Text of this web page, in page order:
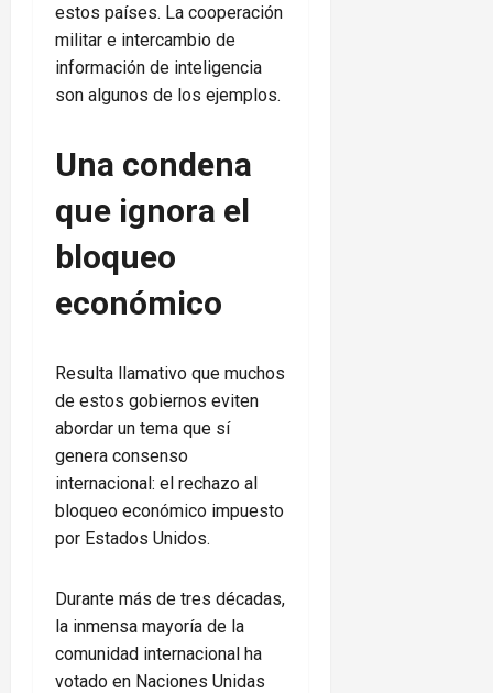
estos países. La cooperación
militar e intercambio de
información de inteligencia
son algunos de los ejemplos.
Una condena
que ignora el
bloqueo
económico
Resulta llamativo que muchos
de estos gobiernos eviten
abordar un tema que sí
genera consenso
internacional: el rechazo al
bloqueo económico impuesto
por Estados Unidos.
Durante más de tres décadas,
la inmensa mayoría de la
comunidad internacional ha
votado en Naciones Unidas